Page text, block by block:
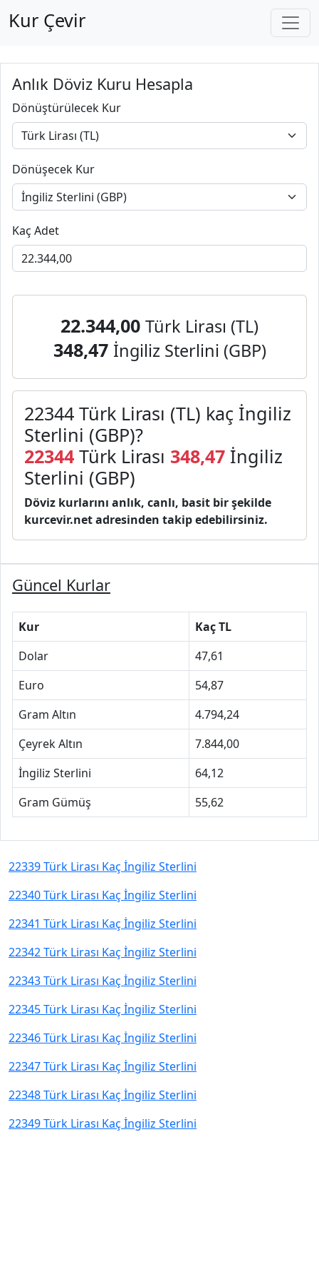
Kur Çevir
Anlık Döviz Kuru Hesapla
Dönüştürülecek Kur
Dönüşecek Kur
Kaç Adet
22.344,00 Türk Lirası (TL)
348,47 İngiliz Sterlini (GBP)
22344 Türk Lirası (TL) kaç İngiliz
Sterlini (GBP)?
22344 Türk Lirası 348,47 İngiliz
Sterlini (GBP)
Döviz kurlarını anlık, canlı, basit bir şekilde
kurcevir.net adresinden takip edebilirsiniz.
Güncel Kurlar
Kur
Kaç TL
Dolar
47,61
Euro
54,87
Gram Altın
4.794,24
Çeyrek Altın
7.844,00
İngiliz Sterlini
64,12
Gram Gümüş
55,62
22339 Türk Lirası Kaç İngiliz Sterlini
22340 Türk Lirası Kaç İngiliz Sterlini
22341 Türk Lirası Kaç İngiliz Sterlini
22342 Türk Lirası Kaç İngiliz Sterlini
22343 Türk Lirası Kaç İngiliz Sterlini
22345 Türk Lirası Kaç İngiliz Sterlini
22346 Türk Lirası Kaç İngiliz Sterlini
22347 Türk Lirası Kaç İngiliz Sterlini
22348 Türk Lirası Kaç İngiliz Sterlini
22349 Türk Lirası Kaç İngiliz Sterlini